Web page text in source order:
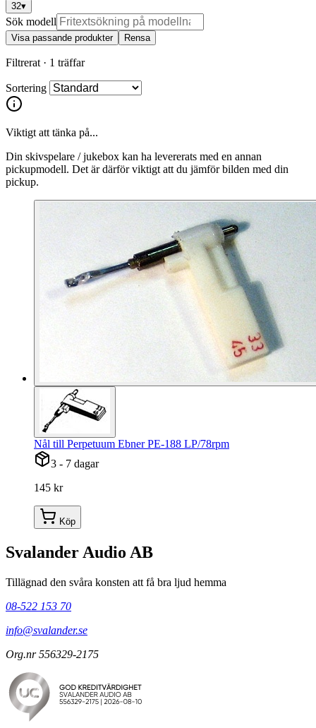
32▾
Sök modell
Visa passande produkter Rensa
Filtrerat · 1 träffar
Sortering
Viktigt att tänka på...
Din skivspelare / jukebox kan ha levererats med en annan
pickupmodell. Det är därför viktigt att du jämför bilden med din
pickup.
Nål till Perpetuum Ebner PE-188 LP/78rpm
3 - 7 dagar
145 kr
Köp
Svalander Audio AB
Tillägnad den svåra konsten att få bra ljud hemma
08-522 153 70
info@svalander.se
Org.nr 556329-2175